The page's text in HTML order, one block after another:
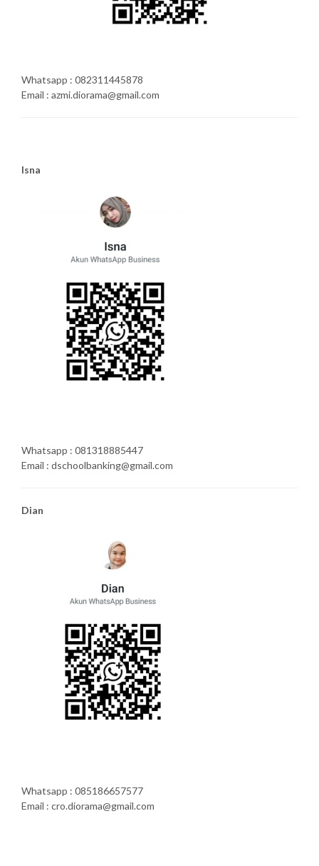
Whatsapp : 082311445878
Email : azmi.diorama@gmail.com
Isna
Whatsapp : 081318885447
Email : dschoolbanking@gmail.com
Dian
Whatsapp : 085186657577
Email : cro.diorama@gmail.com